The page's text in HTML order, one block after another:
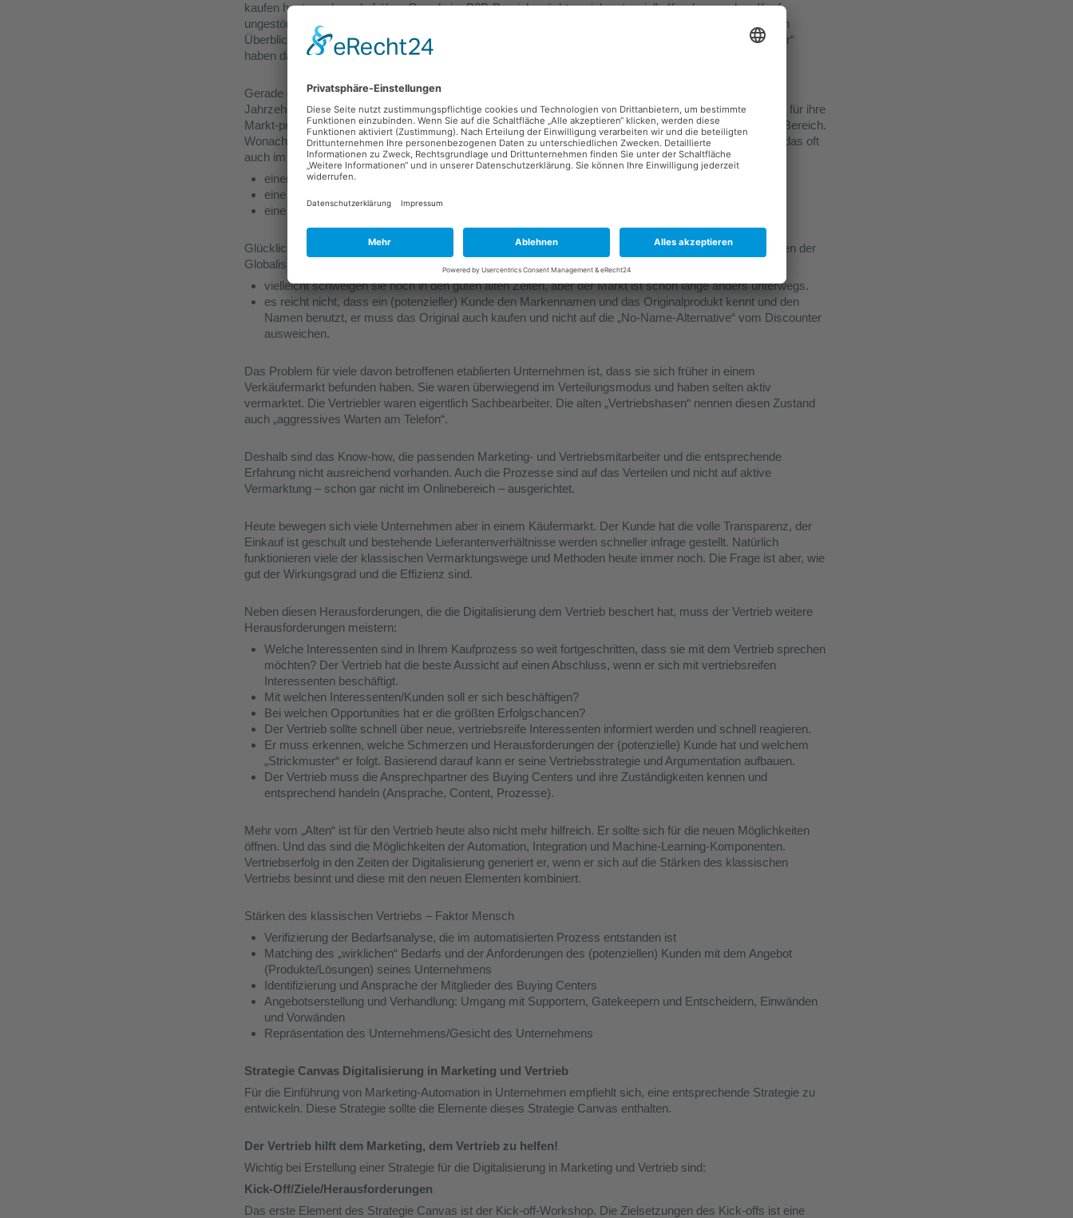
kaufen heute anders als früher. Gerade im B2B-Bereich möchten sich potenzielle Kunden vor dem Kauf
ungestört informieren. Sie suchen relevante und hilfreiche Inhalte im „Self-Service-Modus“, um sich einen
Überblick über die Lösungsvarianten und die Anbieter zu verschaffen. Den reinen „Prospekte-Überbringer“
haben das Internet und die Social-Media-Plattformen überflüssig gemacht.
Gerade etablierte Unternehmen trifft die Veränderung im Kaufverhalten hart. Sie haben über Jahre oder
Jahrzehnte ihre Marktposition und Marke aufgebaut. Ihre starke Marke war das Zugpferd und der Garant für ihre
Markt-präsenz. Oft mussten (müssen) sie gar nicht aktiv vermarkten. Man kennt das aus dem privaten Bereich.
Wonach fragt man, wenn ein Papiertaschentuch benötigt wird? „Hast Du mal ein Tempo?“ So ähnlich ist das oft
auch im B2B-Bereich. Welches Unternehmen wird genannt, wenn gefragt wird: „Haben Sie mal …
einen Schaltschrank?
eine Installationsklemme?
eine SPS-Steuerung?“
Glücklich die Unternehmen, die eine so starke Marke aufgebaut haben. Aber die Frage ist, ob das in Zeiten der
Globalisierung und Digitalisierung heute auch noch so ist und so bleibt. Denn:
vielleicht schwelgen sie noch in den guten alten Zeiten, aber der Markt ist schon lange anders unterwegs.
es reicht nicht, dass ein (potenzieller) Kunde den Markennamen und das Originalprodukt kennt und den
Namen benutzt, er muss das Original auch kaufen und nicht auf die „No-Name-Alternative“ vom Discounter
ausweichen.
Das Problem für viele davon betroffenen etablierten Unternehmen ist, dass sie sich früher in einem
Verkäufermarkt befunden haben. Sie waren überwiegend im Verteilungsmodus und haben selten aktiv
vermarktet. Die Vertriebler waren eigentlich Sachbearbeiter. Die alten „Vertriebshasen“ nennen diesen Zustand
auch „aggressives Warten am Telefon“.
Deshalb sind das Know-how, die passenden Marketing- und Vertriebsmitarbeiter und die entsprechende
Erfahrung nicht ausreichend vorhanden. Auch die Prozesse sind auf das Verteilen und nicht auf aktive
Vermarktung – schon gar nicht im Onlinebereich – ausgerichtet.
Heute bewegen sich viele Unternehmen aber in einem Käufermarkt. Der Kunde hat die volle Transparenz, der
Einkauf ist geschult und bestehende Lieferantenverhältnisse werden schneller infrage gestellt. Natürlich
funktionieren viele der klassischen Vermarktungswege und Methoden heute immer noch. Die Frage ist aber, wie
gut der Wirkungsgrad und die Effizienz sind.
Neben diesen Herausforderungen, die die Digitalisierung dem Vertrieb beschert hat, muss der Vertrieb weitere
Herausforderungen meistern:
Welche Interessenten sind in Ihrem Kaufprozess so weit fortgeschritten, dass sie mit dem Vertrieb sprechen
möchten? Der Vertrieb hat die beste Aussicht auf einen Abschluss, wenn er sich mit vertriebsreifen
Interessenten beschäftigt.
Mit welchen Interessenten/Kunden soll er sich beschäftigen?
Bei welchen Opportunities hat er die größten Erfolgschancen?
Der Vertrieb sollte schnell über neue, vertriebsreife Interessenten informiert werden und schnell reagieren.
Er muss erkennen, welche Schmerzen und Herausforderungen der (potenzielle) Kunde hat und welchem
„Strickmuster“ er folgt. Basierend darauf kann er seine Vertriebsstrategie und Argumentation aufbauen.
Der Vertrieb muss die Ansprechpartner des Buying Centers und ihre Zuständigkeiten kennen und
entsprechend handeln (Ansprache, Content, Prozesse).
Mehr vom „Alten“ ist für den Vertrieb heute also nicht mehr hilfreich. Er sollte sich für die neuen Möglichkeiten
öffnen. Und das sind die Möglichkeiten der Automation, Integration und Machine-Learning-Komponenten.
Vertriebserfolg in den Zeiten der Digitalisierung generiert er, wenn er sich auf die Stärken des klassischen
Vertriebs besinnt und diese mit den neuen Elementen kombiniert.
Stärken des klassischen Vertriebs – Faktor Mensch
Verifizierung der Bedarfsanalyse, die im automatisierten Prozess entstanden ist
Matching des „wirklichen“ Bedarfs und der Anforderungen des (potenziellen) Kunden mit dem Angebot
(Produkte/Lösungen) seines Unternehmens
Identifizierung und Ansprache der Mitglieder des Buying Centers
Angebotserstellung und Verhandlung: Umgang mit Supportern, Gatekeepern und Entscheidern, Einwänden
und Vorwänden
Repräsentation des Unternehmens/Gesicht des Unternehmens
Strategie Canvas Digitalisierung in Marketing und Vertrieb
Für die Einführung von Marketing-Automation in Unternehmen empfiehlt sich, eine entsprechende Strategie zu
entwickeln. Diese Strategie sollte die Elemente dieses Strategie Canvas enthalten.
Der Vertrieb hilft dem Marketing, dem Vertrieb zu helfen!
Wichtig bei Erstellung einer Strategie für die Digitalisierung in Marketing und Vertrieb sind:
Kick-Off/Ziele/Herausforderungen
Das erste Element des Strategie Canvas ist der Kick-off-Workshop. Die Zielsetzungen des Kick-offs ist eine